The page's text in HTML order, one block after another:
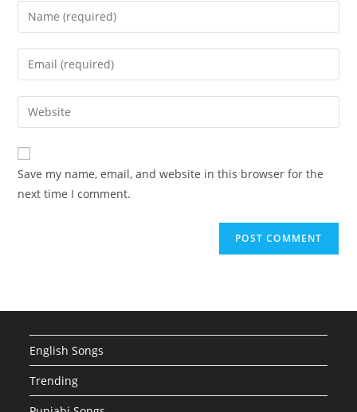
Enter
your
name
comment
Enter
your
email
address
comment
Enter
your
website
URL
(optional)
Save my name, email, and website in this browser for the
next time I comment.
English Songs
Trending